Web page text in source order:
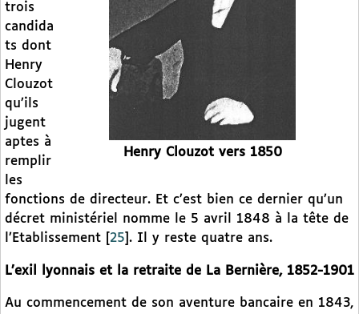
Henry Clouzot vers 1850
trois
candida
ts dont
Henry
Clouzot
qu’ils
jugent
aptes à
remplir
les
fonctions de directeur. Et c’est bien ce dernier qu’un
décret ministériel nomme le 5 avril 1848 à la tête de
l’Etablissement
25 . Il y reste quatre ans.
L’exil lyonnais et la retraite de La Bernière, 1852-1901
Au commencement de son aventure bancaire en 1843,